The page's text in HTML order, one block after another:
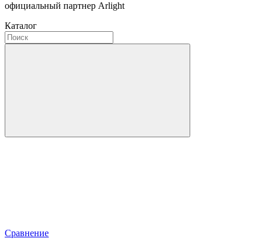
официальный партнер Arlight
Каталог
Сравнение